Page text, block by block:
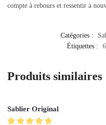
compte à rebours et ressentir à
Catégories :
Étiquettes :
Produits similaires
Sablier Original